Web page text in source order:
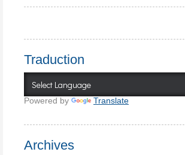
Traduction
Powered by Translate
Archives